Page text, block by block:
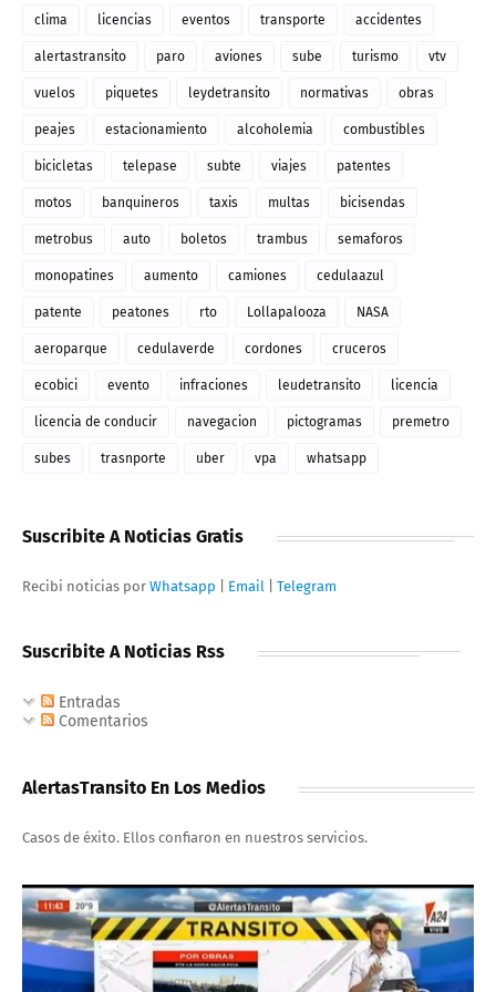
clima licencias eventos transporte accidentes
alertastransito paro aviones sube turismo vtv
vuelos piquetes leydetransito normativas obras
peajes estacionamiento alcoholemia combustibles
bicicletas telepase subte viajes patentes
motos banquineros taxis multas bicisendas
metrobus auto boletos trambus semaforos
monopatines aumento camiones cedulaazul
patente peatones rto Lollapalooza NASA
aeroparque cedulaverde cordones cruceros
ecobici evento infraciones leudetransito licencia
licencia de conducir navegacion pictogramas premetro
subes trasnporte uber vpa whatsapp
Suscribite A Noticias Gratis
Recibi noticias por Whatsapp Email Telegram
Suscribite A Noticias Rss
Entradas
Comentarios
AlertasTransito En Los Medios
Casos de éxito. Ellos confiaron en nuestros servicios.